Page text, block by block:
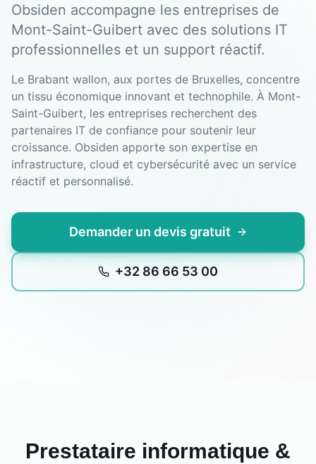
Obsiden accompagne les entreprises de
Mont-Saint-Guibert avec des solutions IT
professionnelles et un support réactif.
Le Brabant wallon, aux portes de Bruxelles, concentre
un tissu économique innovant et technophile. À Mont-
Saint-Guibert, les entreprises recherchent des
partenaires IT de confiance pour soutenir leur
croissance. Obsiden apporte son expertise en
infrastructure, cloud et cybersécurité avec un service
réactif et personnalisé.
Demander un devis gratuit
+32 86 66 53 00
Prestataire informatique &